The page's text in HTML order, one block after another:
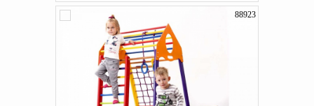
88923